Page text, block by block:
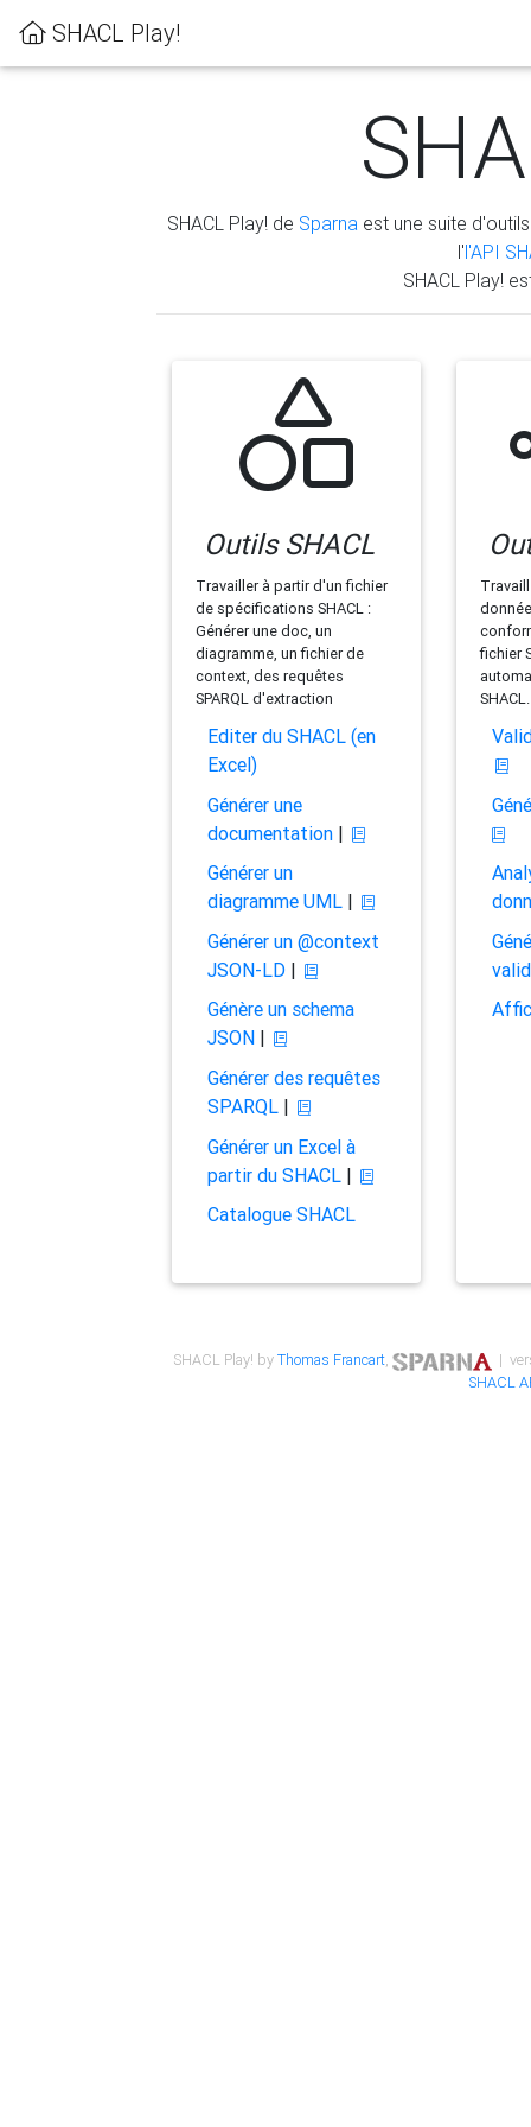
SHACL Play!
SHACL Play! de Sparna est une suite
l'l'API
SHACL Play!
Outils SHACL
Travailler à partir d'un fichier
de spécifications SHACL :
Générer une doc, un
diagramme, un fichier de
context, des requêtes
SPARQL d'extraction
Editer du SHACL (en
Excel)
Générer une
documentation|
Générer un
diagramme UML|
Générer un @context
JSON-LD|
Génère un schema
JSON|
Générer des requêtes
SPARQL|
Générer un Excel à
partir du SHACL|
Catalogue SHACL
fichier
SHACL.
SHACL Play! byThomas Francart,
|
SHACL